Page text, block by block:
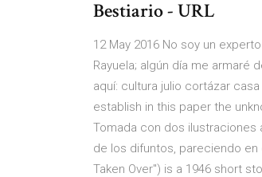
Bestiario - URL
12 May 2016 No soy un
Rayuela; algún día me armaré
aquí: cultura julio cortázar
establish in this paper the
Tomada con dos ilustraciones
de los difuntos, pareciendo
Taken Over") is a 1946 short